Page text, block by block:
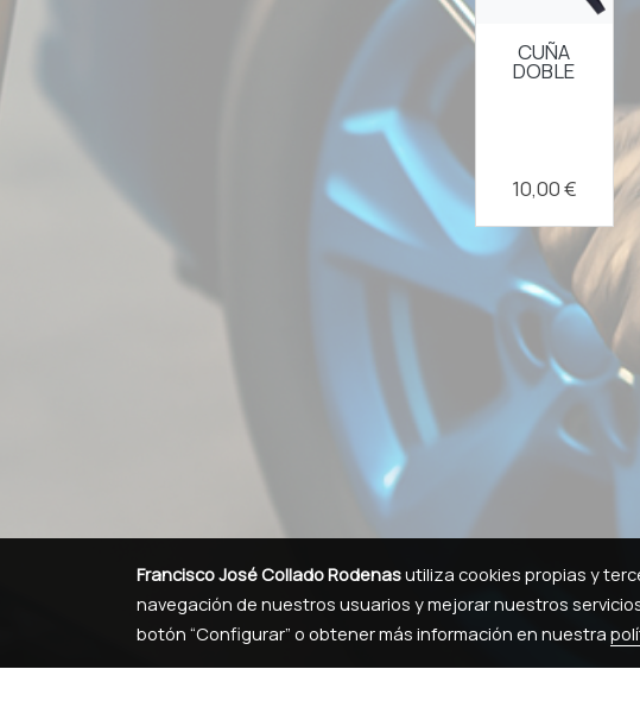
CUÑA
DOBLE
10,00 €
Francisco José Collado Rodenasutiliza cookies propias y
navegación de nuestros usuarios y mejorar nuestros
botón “Configurar” o obtener más información en nuestra